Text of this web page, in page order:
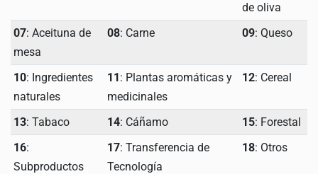
de oliva
07: Aceituna de
mesa
08: Carne 09: Queso
10: Ingredientes
naturales
11: Plantas aromáticas y
medicinales
12: Cereal
13: Tabaco 14: Cáñamo 15: Forestal
16:
Subproductos
17: Transferencia de
Tecnología
18: Otros